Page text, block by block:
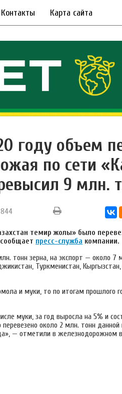
Контакты Карта сайта
году объем
по сети
9 млн.
844
темир жолы» было
пресс-служба компании.
тонн зерна, на экспорт — около 7
Туркменистан,
и муки, то по итогам прошлого
муки, за год выросла на 5% и
около 2 млн. тонн данной
— отметили в железнодорожном